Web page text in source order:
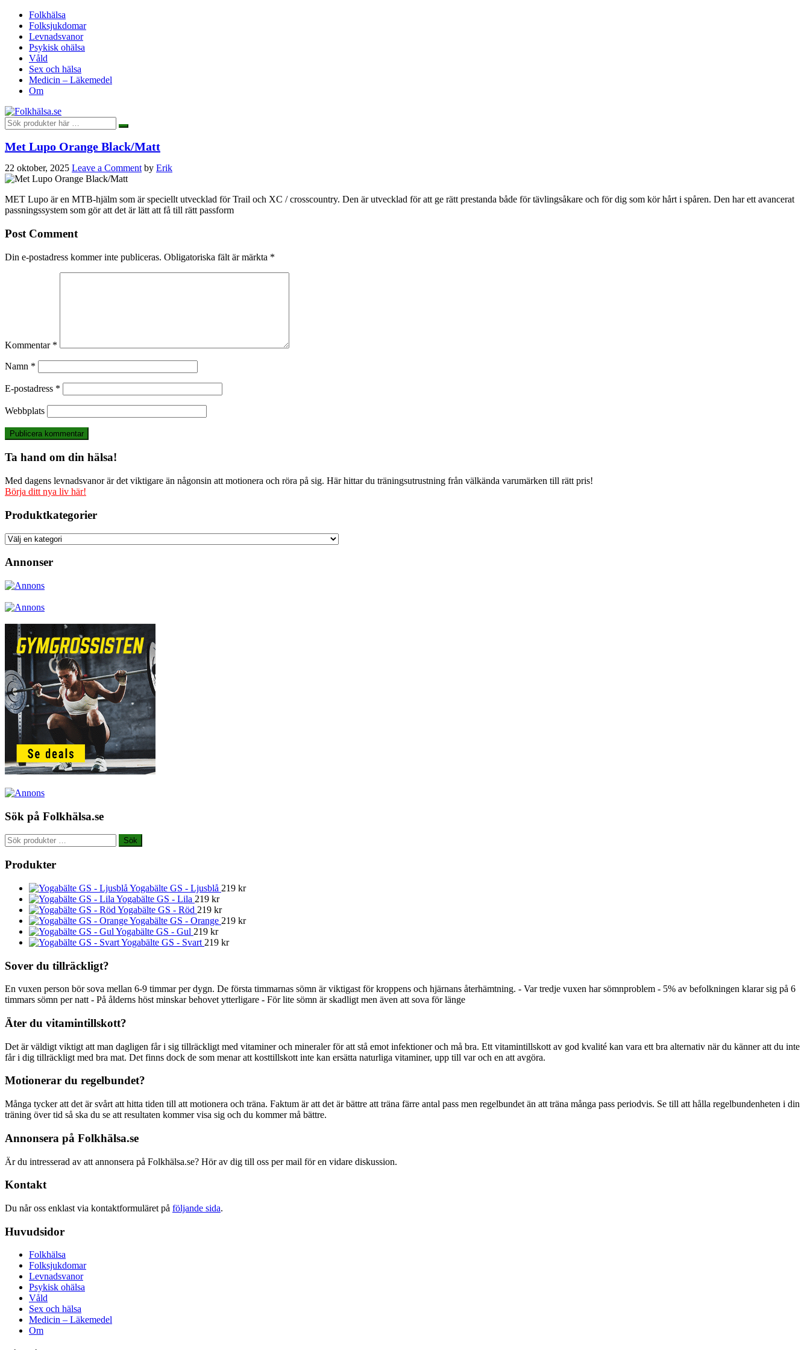
Folkhälsa
Folksjukdomar
Levnadsvanor
Psykisk ohälsa
Våld
Sex och hälsa
Medicin – Läkemedel
Om
Met Lupo Orange Black/Matt
22 oktober, 2025 Leave a Comment by Erik
MET Lupo är en MTB-hjälm som är speciellt utvecklad för Trail och XC / crosscountry. Den är utvecklad för att ge rätt prestanda både för tävlingsåkare och för dig som kör hårt i spåren. Den har ett avancerat
passningssystem som gör att det är lätt att få till rätt passform
Post Comment
Din e-postadress kommer inte publiceras. Obligatoriska fält är märkta *
Kommentar *
Namn *
E-postadress *
Webbplats
Ta hand om din hälsa!
Med dagens levnadsvanor är det viktigare än någonsin att motionera och röra på sig. Här hittar du träningsutrustning från välkända varumärken till rätt pris!
Börja ditt nya liv här!
Produktkategorier
Annonser
Sök på Folkhälsa.se
Sök
efter:
Sök
Produkter
Yogabälte GS - Ljusblå 219 kr
Yogabälte GS - Lila 219 kr
Yogabälte GS - Röd 219 kr
Yogabälte GS - Orange 219 kr
Yogabälte GS - Gul 219 kr
Yogabälte GS - Svart 219 kr
Sover du tillräckligt?
En vuxen person bör sova mellan 6-9 timmar per dygn. De första timmarnas sömn är viktigast för kroppens och hjärnans återhämtning. - Var tredje vuxen har sömnproblem - 5% av befolkningen klarar sig på 6
timmars sömn per natt - På ålderns höst minskar behovet ytterligare - För lite sömn är skadligt men även att sova för länge
Äter du vitamintillskott?
Det är väldigt viktigt att man dagligen får i sig tillräckligt med vitaminer och mineraler för att stå emot infektioner och må bra. Ett vitamintillskott av god kvalité kan vara ett bra alternativ när du känner att du inte
får i dig tillräckligt med bra mat. Det finns dock de som menar att kosttillskott inte kan ersätta naturliga vitaminer, upp till var och en att avgöra.
Motionerar du regelbundet?
Många tycker att det är svårt att hitta tiden till att motionera och träna. Faktum är att det är bättre att träna färre antal pass men regelbundet än att träna många pass periodvis. Se till att hålla regelbundenheten i din
träning över tid så ska du se att resultaten kommer visa sig och du kommer må bättre.
Annonsera på Folkhälsa.se
Är du intresserad av att annonsera på Folkhälsa.se? Hör av dig till oss per mail för en vidare diskussion.
Kontakt
Du når oss enklast via kontaktformuläret på följande sida.
Huvudsidor
Folkhälsa
Folksjukdomar
Levnadsvanor
Psykisk ohälsa
Våld
Sex och hälsa
Medicin – Läkemedel
Om